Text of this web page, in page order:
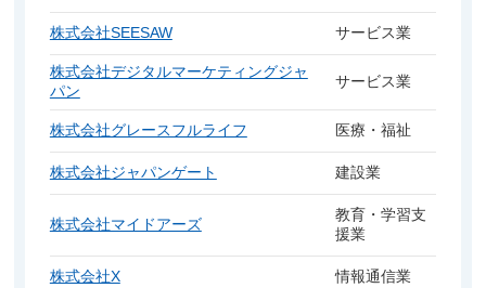
株式会社SEESAW サービス業
株式会社デジタルマーケティングジャ
パン
サービス業
株式会社グレースフルライフ 医療・福祉
株式会社ジャパンゲート 建設業
株式会社マイドアーズ
教育・学習支
援業
株式会社X 情報通信業